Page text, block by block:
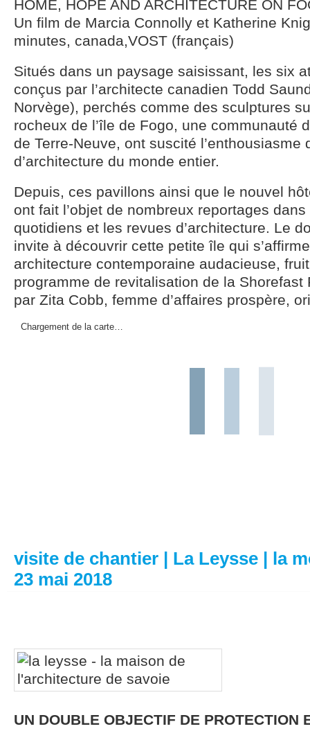
HOME, HOPE AND ARCHITECTURE ON
Un film de Marcia Connolly et Katherine
minutes, canada,VOST (français)
Situés dans un paysage saisissant, les six
conçus par l’architecte canadien Todd
Norvège), perchés comme des sculptures
rocheux de l’île de Fogo, une communauté
de Terre-Neuve, ont suscité l’enthousiasme
d’architecture du monde entier.
Depuis, ces pavillons ainsi que le nouvel
ont fait l’objet de nombreux reportages
quotidiens et les revues d’architecture. Le
invite à découvrir cette petite île qui
architecture contemporaine audacieuse,
programme de revitalisation de la Shorefast
par Zita Cobb, femme d’affaires prospère,
Chargement de la carte…
visite de chantier | La Leysse | la
23 mai 2018
UN DOUBLE OBJECTIF DE PROTECTION